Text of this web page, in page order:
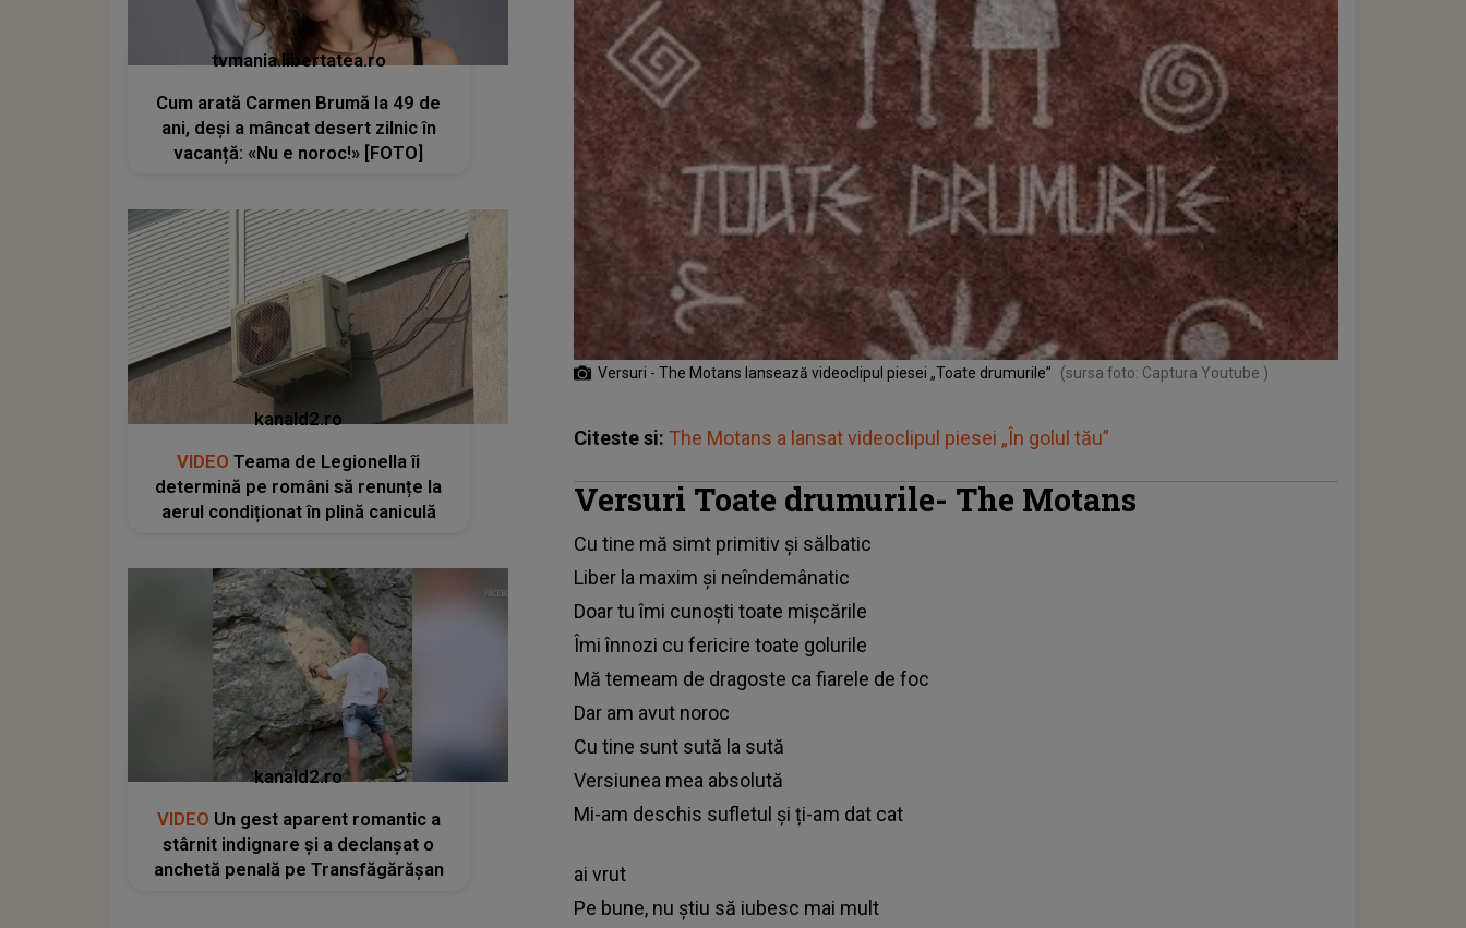
Versuri - The Motans lansează videoclipul piesei „Toate drumurile” (sursa foto: Captura Youtube )
Citeste si: The Motans a lansat videoclipul piesei „În golul tău”
Versuri Toate drumurile- The Motans
Cu tine mă simt primitiv și sălbatic
Liber la maxim și neîndemânatic
Doar tu îmi cunoști toate mișcările
Îmi înnozi cu fericire toate golurile
Mă temeam de dragoste ca fiarele de foc
Dar am avut noroc
Cu tine sunt sută la sută
Versiunea mea absolută
Mi-am deschis sufletul și ți-am dat cat
ai vrut
Pe bune, nu știu să iubesc mai mult
tvmania.libertatea.ro
Cum arată Carmen Brumă la 49 de
ani, deși a mâncat desert zilnic în
vacanță: «Nu e noroc!» [FOTO]
kanald2.ro
VIDEO Teama de Legionella îi
determină pe români să renunțe la
aerul condiționat în plină caniculă
kanald2.ro
VIDEO Un gest aparent romantic a
stârnit indignare și a declanșat o
anchetă penală pe Transfăgărășan